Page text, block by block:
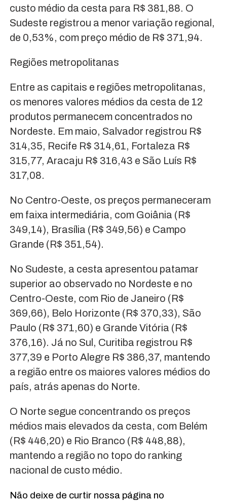
custo médio da cesta para R$ 381,88. O
Sudeste registrou a menor variação regional,
de 0,53%, com preço médio de R$ 371,94.
Regiões metropolitanas
Entre as capitais e regiões metropolitanas,
os menores valores médios da cesta de 12
produtos permanecem concentrados no
Nordeste. Em maio, Salvador registrou R$
314,35, Recife R$ 314,61, Fortaleza R$
315,77, Aracaju R$ 316,43 e São Luís R$
317,08.
No Centro-Oeste, os preços permaneceram
em faixa intermediária, com Goiânia (R$
349,14), Brasília (R$ 349,56) e Campo
Grande (R$ 351,54).
No Sudeste, a cesta apresentou patamar
superior ao observado no Nordeste e no
Centro-Oeste, com Rio de Janeiro (R$
369,66), Belo Horizonte (R$ 370,33), São
Paulo (R$ 371,60) e Grande Vitória (R$
376,16). Já no Sul, Curitiba registrou R$
377,39 e Porto Alegre R$ 386,37, mantendo
a região entre os maiores valores médios do
país, atrás apenas do Norte.
O Norte segue concentrando os preços
médios mais elevados da cesta, com Belém
(R$ 446,20) e Rio Branco (R$ 448,88),
mantendo a região no topo do ranking
nacional de custo médio.
Não deixe de curtir nossa página no